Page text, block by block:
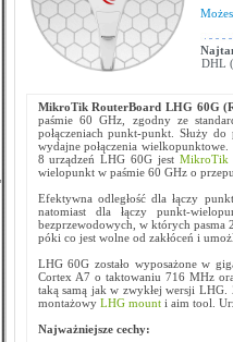
DHL
MikroTik RouterBoard LHG 60G
paśmie 60 GHz, zgodny ze
połączeniach punkt-punkt. Służy
wydajne połączenia
8 urządzeń LHG 60G jest MikroTik
wielopunkt w paśmie 60 GHz o
Efektywna odległość dla łączy
natomiast dla łączy punkt-
bezprzewodowych, w których pasma
póki co jest wolne od zakłóceń i
LHG 60G zostało wyposażone w
Cortex A7 o taktowaniu 716 MHz
taką samą jak w zwykłej wersji
montażowy LHG mounti aim tool.
Najważniejsze cechy: